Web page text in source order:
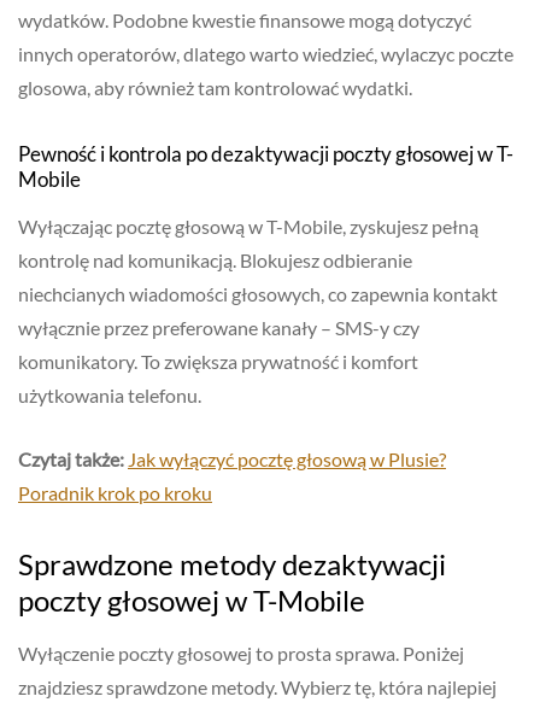
wydatków. Podobne kwestie finansowe mogą dotyczyć
innych operatorów, dlatego warto wiedzieć, wylaczyc poczte
glosowa, aby również tam kontrolować wydatki.
Pewność i kontrola po dezaktywacji poczty głosowej w T-
Mobile
Wyłączając pocztę głosową w T-Mobile, zyskujesz pełną
kontrolę nad komunikacją. Blokujesz odbieranie
niechcianych wiadomości głosowych, co zapewnia kontakt
wyłącznie przez preferowane kanały – SMS-y czy
komunikatory. To zwiększa prywatność i komfort
użytkowania telefonu.
Czytaj także: Jak wyłączyć pocztę głosową w Plusie?
Poradnik krok po kroku
Sprawdzone metody dezaktywacji
poczty głosowej w T-Mobile
Wyłączenie poczty głosowej to prosta sprawa. Poniżej
znajdziesz sprawdzone metody. Wybierz tę, która najlepiej